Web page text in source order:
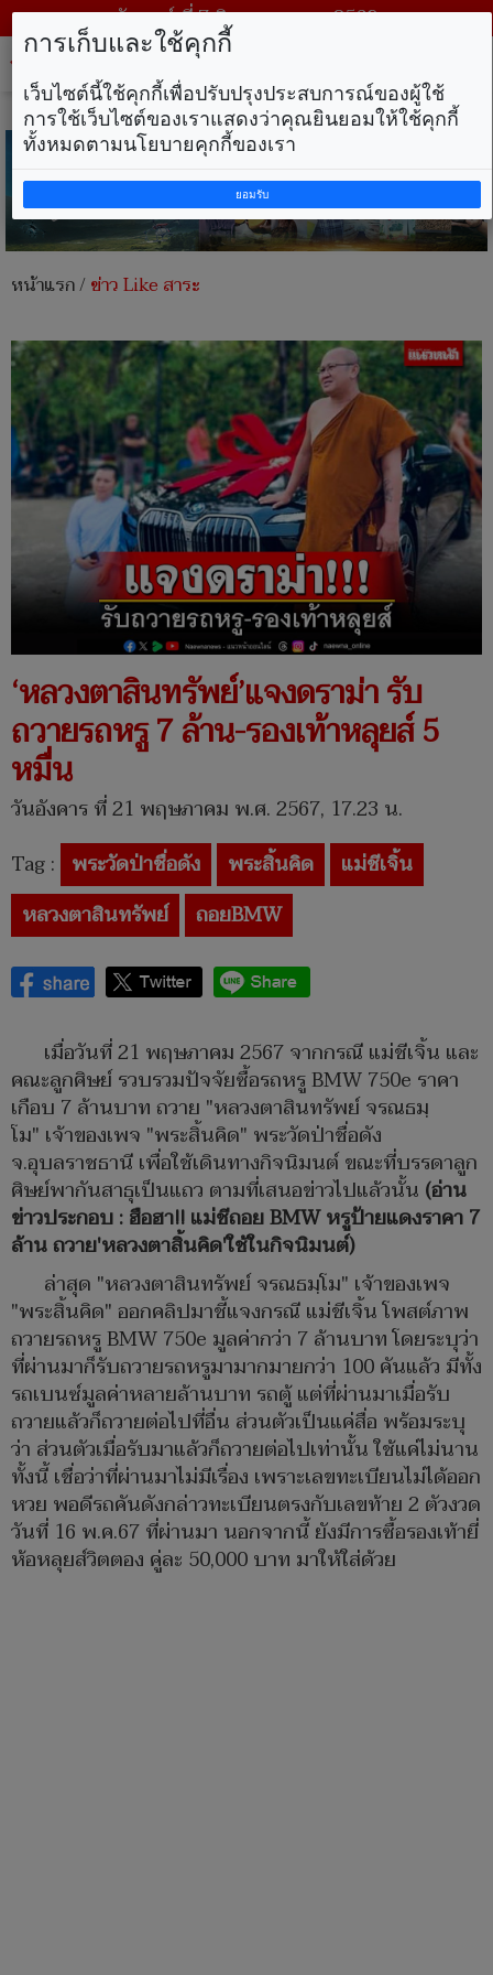
วันศุกร์ ที่ 7 สิงหาคม พ.ศ. 2569
หน้าแรก/ข่าว Like สาระ
‘หลวงตาสินทรัพย์’แจงดราม่า รับ
ถวายรถหรู 7 ล้าน-รองเท้าหลุยส์ 5
หมื่น
วันอังคาร ที่ 21 พฤษภาคม พ.ศ. 2567, 17.23 น.
Tag : พระวัดป่าชื่อดัง พระสิ้นคิด
แม่ชีเจิ้น
หลวงตาสินทรัพย์
ถอยBMW
เมื่อวันที่ 21 พฤษภาคม 2567 จากกรณี แม่ชีเจิ้น และ
คณะลูกศิษย์ รวบรวมปัจจัยซื้อรถหรู BMW 750e ราคา
เกือบ 7 ล้านบาท ถวาย "หลวงตาสินทรัพย์ จรณธมฺ
โม" เจ้าของเพจ "พระสิ้นคิด" พระวัดป่าชื่อดัง
จ.อุบลราชธานี เพื่อใช้เดินทางกิจนิมนต์ ขณะที่บรรดาลูก
ศิษย์พากันสาธุเป็นแถว ตามที่เสนอข่าวไปแล้วนั้น (อ่าน
ข่าวประกอบ : ฮือฮา!! แม่ชีถอย BMW หรูป้ายแดงราคา 7
ล้าน ถวาย'หลวงตาสิ้นคิด'ใช้ในกิจนิมนต์)
ล่าสุด "หลวงตาสินทรัพย์ จรณธมฺโม" เจ้าของเพจ
"พระสิ้นคิด" ออกคลิปมาชี้แจงกรณี แม่ชีเจิ้น โพสต์ภาพ
ถวายรถหรู BMW 750e มูลค่ากว่า 7 ล้านบาท โดยระบุว่า
ที่ผ่านมาก็รับถวายรถหรูมามากมายกว่า 100 คันแล้ว มีทั้ง
รถเบนซ์มูลค่าหลายล้านบาท รถตู้ แต่ที่ผ่านมาเมื่อรับ
ถวายแล้วก็ถวายต่อไปที่อื่น ส่วนตัวเป็นแค่สื่อ พร้อมระบุ
ว่า ส่วนตัวเมื่อรับมาแล้วก็ถวายต่อไปเท่านั้น ใช้แค่ไม่นาน
ทั้งนี้ เชื่อว่าที่ผ่านมาไม่มีเรื่อง เพราะเลขทะเบียนไม่ได้ออก
หวย พอดีรถคันดังกล่าวทะเบียนตรงกับเลขท้าย 2 ตัวงวด
วันที่ 16 พ.ค.67 ที่ผ่านมา นอกจากนี้ ยังมีการซื้อรองเท้ายี่
ห้อหลุยส์วิตตอง คู่ละ 50,000 บาท มาให้ใส่ด้วย
การเก็บและใช้คุกกี้
เว็บไซต์นี้ใช้คุกกี้เพื่อปรับปรุงประสบการณ์ของผู้ใช้
การใช้เว็บไซต์ของเราแสดงว่าคุณยินยอมให้ใช้คุกกี้
ทั้งหมดตามนโยบายคุกกี้ของเรา
ยอมรับ